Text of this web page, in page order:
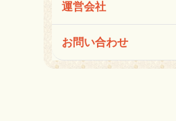
運営会社
お問い合わせ